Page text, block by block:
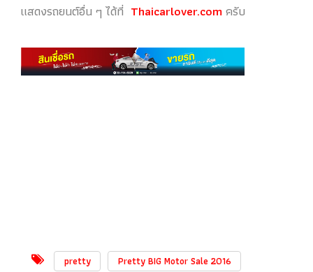
แสดงรถยนต์อื่น ๆ ได้ที่ Thaicarlover.comครับ
pretty Pretty BIG Motor Sale 2016